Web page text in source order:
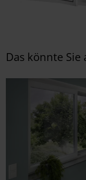
Das könnte